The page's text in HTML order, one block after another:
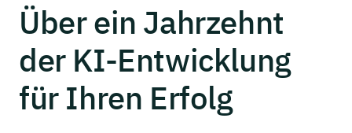
Über ein Jahrzehnt
der KI-Entwicklung
für Ihren Erfolg